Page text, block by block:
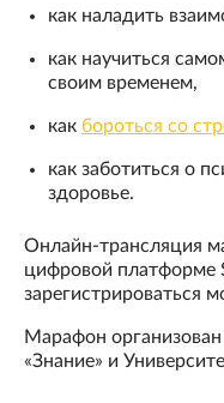
как наладить
как научиться
своим временем,
как бороться со
как заботиться о
здоровье.
Онлайн-трансляция
цифровой платформе
зарегистрироваться
Марафон
«Знание» и